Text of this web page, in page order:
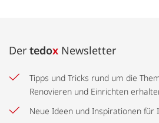
Der tedox Newsletter
Tipps und Tricks rund um die
Renovieren und Einrichten
Neue Ideen und Inspirationen für